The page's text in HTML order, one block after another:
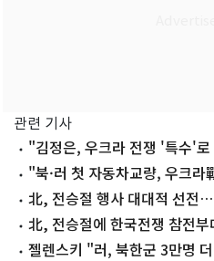
관련 기사
"김정은, 우크라 전쟁 '특수'
이 "북·러 첫 자동차교량, 우크라
도"北, 전승절 행사 대대적 선전
일리 북한]
北, 전승절에 한국전쟁 참전
기 없어
젤렌스키 "러, 북한군 3만명